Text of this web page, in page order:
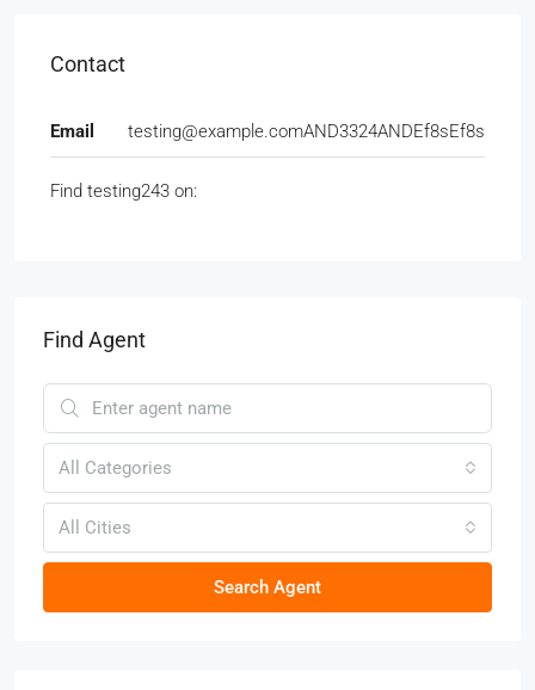
Contact
Email testing@example.comAND3324ANDEf8sEf8s
Find testing243 on:
Find Agent
All Categories
All Cities
Search Agent